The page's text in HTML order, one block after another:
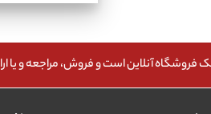
فروشگاه آنلاین است و فروش، مراجعه و یا